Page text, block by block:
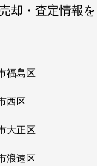
却・査定情報を
福島区
西区
大正区
浪速区